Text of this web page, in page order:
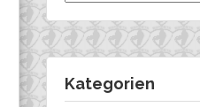
Kategorien